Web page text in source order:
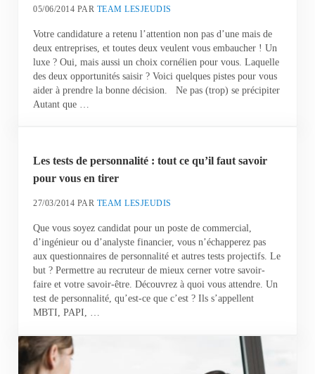
05/06/2014 PAR TEAM LESJEUDIS
Votre candidature a retenu l’attention non pas d’une mais de
deux entreprises, et toutes deux veulent vous embaucher ! Un
luxe ? Oui, mais aussi un choix cornélien pour vous. Laquelle
des deux opportunités saisir ? Voici quelques pistes pour vous
aider à prendre la bonne décision. Ne pas (trop) se précipiter
Autant que …
Les tests de personnalité : tout ce qu’il faut savoir
pour vous en tirer
27/03/2014 PAR TEAM LESJEUDIS
Que vous soyez candidat pour un poste de commercial,
d’ingénieur ou d’analyste financier, vous n’échapperez pas
aux questionnaires de personnalité et autres tests projectifs. Le
but ? Permettre au recruteur de mieux cerner votre savoir-
faire et votre savoir-être. Découvrez à quoi vous attendre. Un
test de personnalité, qu’est-ce que c’est ? Ils s’appellent
MBTI, PAPI, …